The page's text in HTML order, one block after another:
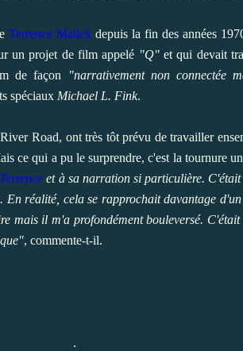
Terrence Malick depuis la fin des années
un projet de film appelé "Q"et qui devait
de façon
"narrativement non connectée
spéciaux Michael L. Fink.
Road, ont très tôt prévu de travailler
ce qui a pu le surprendre, c'est la tournure
Terrence et à sa narration si particulière.
réalité, cela se rapprochait davantage
mais il m'a profondément bouleversé.
, commente-t-il.
.